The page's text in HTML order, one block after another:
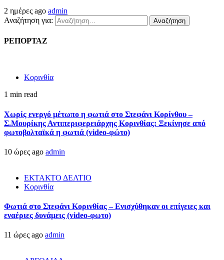
2 ημέρες ago admin
Αναζήτηση για:
ΡΕΠΟΡΤΑΖ
Κορινθία
1 min read
Χωρίς ενεργό μέτωπο η φωτιά στο Στεφάνι Κορίνθου –
Σ.Μουρίκης Αντιπεριφερειάρχης Κορινθίας: Ξεκίνησε από
φωτοβολταϊκά η φωτιά (video-φώτο)
10 ώρες ago admin
ΕΚΤΑΚΤΟ ΔΕΛΤΙΟ
Κορινθία
Φωτιά στο Στεφάνι Κορινθίας – Ενισχύθηκαν οι επίγειες και
εναέριες δυνάμεις (video-φωτο)
11 ώρες ago admin